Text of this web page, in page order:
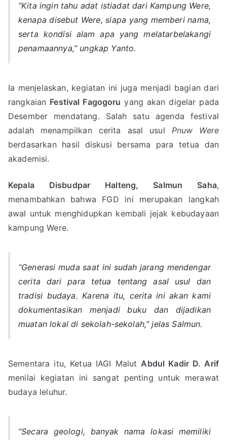
“Kita ingin tahu adat istiadat dari Kampung Were,
kenapa disebut Were, siapa yang memberi nama,
serta kondisi alam apa yang melatarbelakangi
penamaannya,” ungkap Yanto.
Ia menjelaskan, kegiatan ini juga menjadi bagian dari
rangkaian Festival Fagogoru yang akan digelar pada
Desember mendatang. Salah satu agenda festival
adalah menampilkan cerita asal usul Pnuw Were
berdasarkan hasil diskusi bersama para tetua dan
akademisi.
Kepala Disbudpar Halteng, Salmun Saha,
menambahkan bahwa FGD ini merupakan langkah
awal untuk menghidupkan kembali jejak kebudayaan
kampung Were.
“Generasi muda saat ini sudah jarang mendengar
cerita dari para tetua tentang asal usul dan
tradisi budaya. Karena itu, cerita ini akan kami
dokumentasikan menjadi buku dan dijadikan
muatan lokal di sekolah-sekolah,” jelas Salmun.
Sementara itu, Ketua IAGI MalutAbdul Kadir D. Arif
menilai kegiatan ini sangat penting untuk merawat
budaya leluhur.
“Secara geologi, banyak nama lokasi memiliki